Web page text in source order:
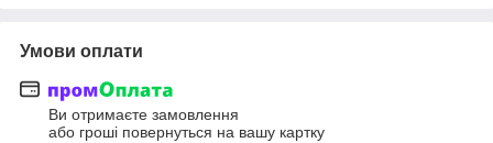
Умови оплати
Ви отримаєте замовлення
або гроші повернуться на вашу картку